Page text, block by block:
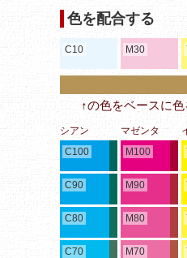
色を配合する
C10 M30
↑の色をベースに
シアン
C100
C90
C80
C70
マゼンタ
M100
M90
M80
M70